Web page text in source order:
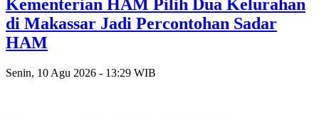
Kementerian HAM Pilih Dua Kelurahan
di Makassar Jadi Percontohan Sadar
HAM
Senin, 10 Agu 2026 - 13:29 WIB